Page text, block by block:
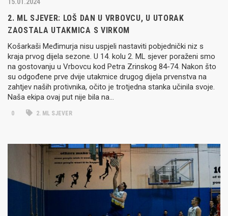
2. ML SJEVER: LOŠ DAN U VRBOVCU, U UTORAK
ZAOSTALA UTAKMICA S VIRKOM
Košarkaši Međimurja nisu uspjeli nastaviti pobjednički niz s
kraja prvog dijela sezone. U 14. kolu 2. ML sjever poraženi smo
na gostovanju u Vrbovcu kod Petra Zrinskog 84-74. Nakon što
su odgođene prve dvije utakmice drugog dijela prvenstva na
zahtjev naših protivnika, očito je trotjedna stanka učinila svoje.
Naša ekipa ovaj put nije bila na…
0 2. ML SJEVER